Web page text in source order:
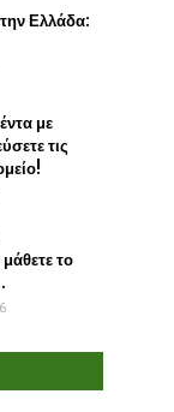
Ελλάδα:
με
τις
το